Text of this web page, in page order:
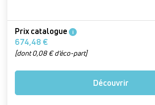
Prix catalogue i
674,48 €
[dont 0,08 € d’éco-part]
Découvrir